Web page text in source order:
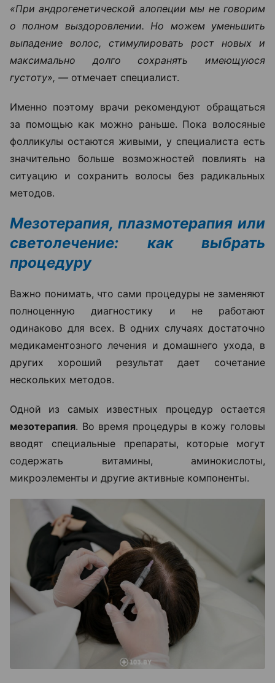
«При андрогенетической алопеции мы не говорим
о полном выздоровлении. Но можем уменьшить
выпадение волос, стимулировать рост новых и
максимально долго сохранять имеющуюся
густоту», — отмечает специалист.
Именно поэтому врачи рекомендуют обращаться
за помощью как можно раньше. Пока волосяные
фолликулы остаются живыми, у специалиста есть
значительно больше возможностей повлиять на
ситуацию и сохранить волосы без радикальных
методов.
Мезотерапия, плазмотерапия или
светолечение: как выбрать
процедуру
Важно понимать, что сами процедуры не заменяют
полноценную диагностику и не работают
одинаково для всех. В одних случаях достаточно
медикаментозного лечения и домашнего ухода, в
других хороший результат дает сочетание
нескольких методов.
Одной из самых известных процедур остается
мезотерапия. Во время процедуры в кожу головы
вводят специальные препараты, которые могут
содержать витамины, аминокислоты,
микроэлементы и другие активные компоненты.